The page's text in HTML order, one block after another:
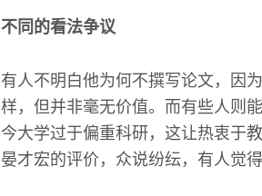
不同的看法争议
有人不明白他为何不撰写论文，因
样，但并非毫无价值。而有些人则
今大学过于偏重科研，这让热衷于
晏才宏的评价，众说纷纭，有人觉